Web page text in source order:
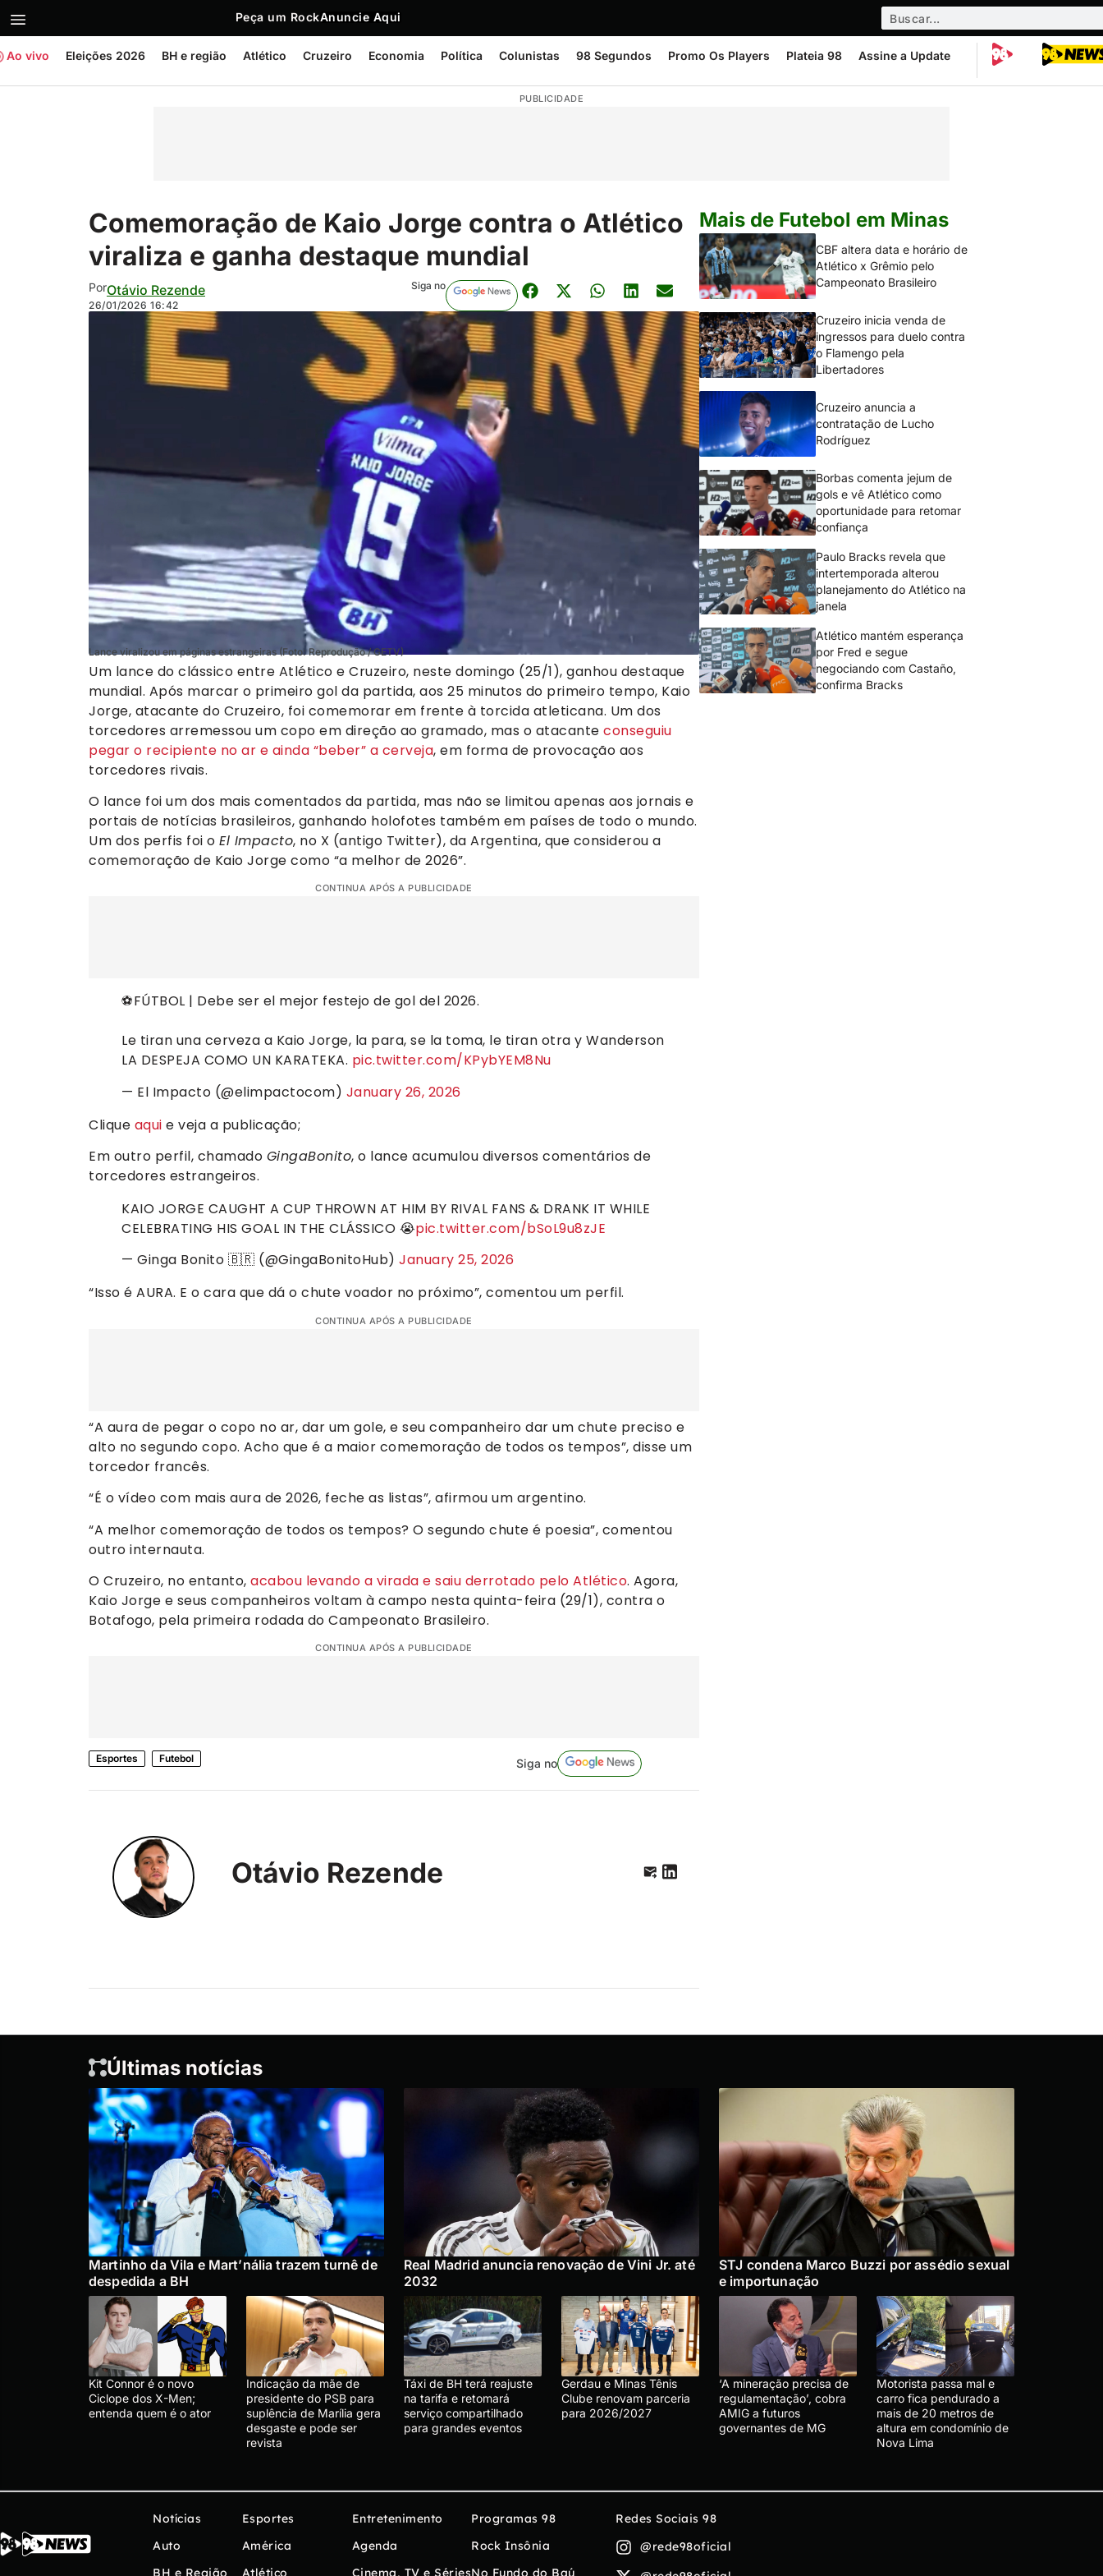
Peça um RockAnuncie Aqui
Ao vivo Eleições 2026 BH e região Atlético Cruzeiro Economia Política Colunistas 98 Segundos Promo Os Players Plateia 98 Assine a Update
PUBLICIDADE
Comemoração de Kaio Jorge contra o Atlético
viraliza e ganha destaque mundial
PorOtávio Rezende
26/01/2026 16:42
Siga no
Lance viralizou em páginas estrangeiras (Foto: Reprodução / GETV)
Um lance do clássico entre Atlético e Cruzeiro, neste domingo (25/1), ganhou destaque
mundial. Após marcar o primeiro gol da partida, aos 25 minutos do primeiro tempo, Kaio
Jorge, atacante do Cruzeiro, foi comemorar em frente à torcida atleticana. Um dos
torcedores arremessou um copo em direção ao gramado, mas o atacante conseguiu
pegar o recipiente no ar e ainda “beber” a cerveja, em forma de provocação aos
torcedores rivais.
O lance foi um dos mais comentados da partida, mas não se limitou apenas aos jornais e
portais de notícias brasileiros, ganhando holofotes também em países de todo o mundo.
Um dos perfis foi o El Impacto, no X (antigo Twitter), da Argentina, que considerou a
comemoração de Kaio Jorge como “a melhor de 2026”.
CONTINUA APÓS A PUBLICIDADE
⚽️FÚTBOL | Debe ser el mejor festejo de gol del 2026.
Le tiran una cerveza a Kaio Jorge, la para, se la toma, le tiran otra y Wanderson
LA DESPEJA COMO UN KARATEKA. pic.twitter.com/KPybYEM8Nu
— El Impacto (@elimpactocom) January 26, 2026
Clique aqui e veja a publicação;
Em outro perfil, chamado GingaBonito, o lance acumulou diversos comentários de
torcedores estrangeiros.
KAIO JORGE CAUGHT A CUP THROWN AT HIM BY RIVAL FANS & DRANK IT WHILE
CELEBRATING HIS GOAL IN THE CLÁSSICO 😭pic.twitter.com/bSoL9u8zJE
— Ginga Bonito 🇧🇷 (@GingaBonitoHub) January 25, 2026
“Isso é AURA. E o cara que dá o chute voador no próximo”, comentou um perfil.
CONTINUA APÓS A PUBLICIDADE
“A aura de pegar o copo no ar, dar um gole, e seu companheiro dar um chute preciso e
alto no segundo copo. Acho que é a maior comemoração de todos os tempos”, disse um
torcedor francês.
“É o vídeo com mais aura de 2026, feche as listas”, afirmou um argentino.
“A melhor comemoração de todos os tempos? O segundo chute é poesia”, comentou
outro internauta.
O Cruzeiro, no entanto, acabou levando a virada e saiu derrotado pelo Atlético. Agora,
Kaio Jorge e seus companheiros voltam à campo nesta quinta-feira (29/1), contra o
Botafogo, pela primeira rodada do Campeonato Brasileiro.
CONTINUA APÓS A PUBLICIDADE
Esportes Futebol Siga no
Otávio Rezende
Mais de Futebol em Minas
CBF altera data e horário de
Atlético x Grêmio pelo
Campeonato Brasileiro
Cruzeiro inicia venda de
ingressos para duelo contra
o Flamengo pela
Libertadores
Cruzeiro anuncia a
contratação de Lucho
Rodríguez
Borbas comenta jejum de
gols e vê Atlético como
oportunidade para retomar
confiança
Paulo Bracks revela que
intertemporada alterou
planejamento do Atlético na
janela
Atlético mantém esperança
por Fred e segue
negociando com Castaño,
confirma Bracks
Últimas notícias
Martinho da Vila e Mart’nália trazem turnê de
despedida a BH
Real Madrid anuncia renovação de Vini Jr. até
2032
STJ condena Marco Buzzi por assédio sexual
e importunação
Kit Connor é o novo
Ciclope dos X-Men;
entenda quem é o ator
Indicação da mãe de
presidente do PSB para
suplência de Marília gera
desgaste e pode ser
revista
Táxi de BH terá reajuste
na tarifa e retomará
serviço compartilhado
para grandes eventos
Gerdau e Minas Tênis
Clube renovam parceria
para 2026/2027
‘A mineração precisa de
regulamentação’, cobra
AMIG a futuros
governantes de MG
Motorista passa mal e
carro fica pendurado a
mais de 20 metros de
altura em condomínio de
Nova Lima
Notícias
Auto
BH e Região
Esportes
América
Atlético
Entretenimento
Agenda
Cinema, TV e Séries
Programas 98
Rock Insônia
No Fundo do Baú
Redes Sociais 98
@rede98oficial